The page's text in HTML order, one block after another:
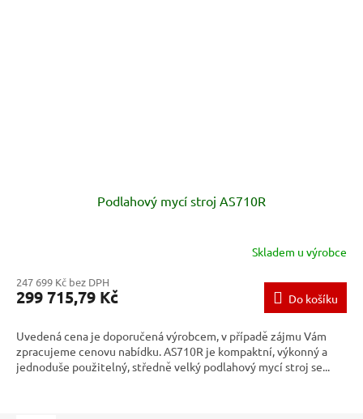
Podlahový mycí stroj AS710R
Skladem u výrobce
247 699 Kč bez DPH
299 715,79 Kč Do košíku
Uvedená cena je doporučená výrobcem, v případě zájmu Vám
zpracujeme cenovu nabídku. AS710R je kompaktní, výkonný a
jednoduše použitelný, středně velký podlahový mycí stroj se...